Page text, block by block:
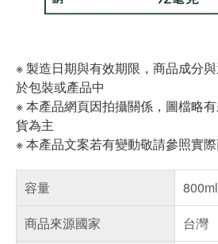
※ 製造日期與有效期限，商品成分
於包裝或產品中
※ 本產品網頁因拍攝關係，圖檔略
貨為主
※ 本產品文案若有變動敬請參照實
容量
商品來源國家
台灣